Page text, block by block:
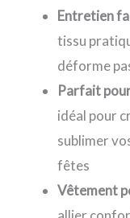
Entretien
tissu
déforme
Parfait
idéal pour
sublimer
fêtes
Vêtement